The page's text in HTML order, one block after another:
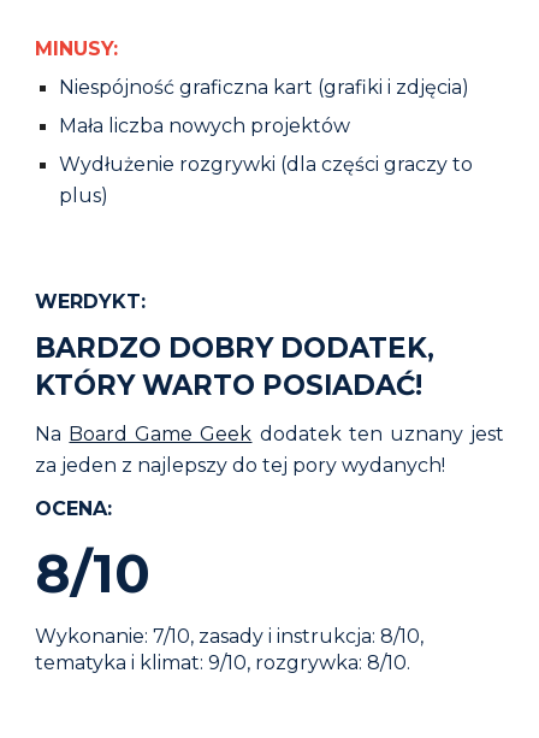
MINUSY:
Niespójność graficzna kart (grafiki i zdjęcia)
Mała liczba nowych projektów
Wydłużenie rozgrywki (dla części graczy to
plus)
WERDYKT:
BARDZO DOBRY DODATEK,
KTÓRY WARTO POSIADAĆ!
Na Board Game Geek dodatek ten uznany jest
za jeden z najlepszy do tej pory wydanych!
OCENA:
8/10
Wykonanie: 7/10, zasady i instrukcja:8/10,
tematyka i klimat: 9/10, rozgrywka:8/10.